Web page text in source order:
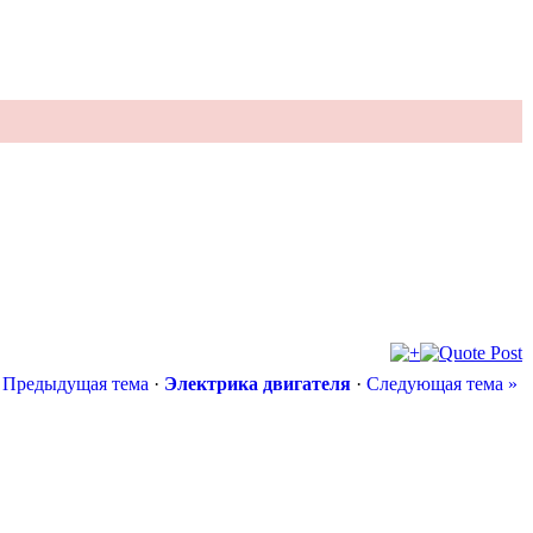
Предыдущая тема · Электрика двигателя · Следующая тема »